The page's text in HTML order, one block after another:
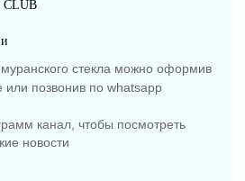
CLUB
стекла можно оформив
или позвонив по whatsapp
канал, чтобы посмотреть
новости